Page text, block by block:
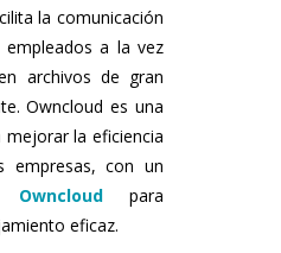
la comunicación
a la vez
archivos de gran
Owncloud es una
la eficiencia
empresas, con un
para
eficaz.